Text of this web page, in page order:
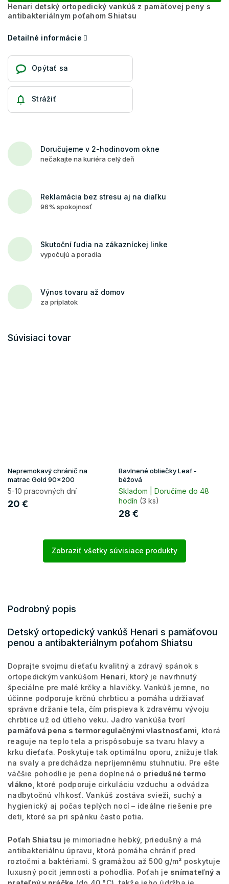
Henari detský ortopedický vankúš z pamäťovej peny s
antibakteriálnym poťahom Shiatsu
Detailné informácie
Opýtať sa
Strážiť
Doručujeme v 2-hodinovom okne
nečakajte na kuriéra celý deň
Reklamácia bez stresu aj na diaľku
96% spokojnosť
Skutoční ľudia na zákazníckej linke
vypočujú a poradia
Výnos tovaru až domov
za príplatok
Súvisiaci tovar
Nepremokavý chránič na
matrac Gold 90x200
5-10 pracovných dní
20 €
Bavlnené obliečky Leaf -
béžová
Skladom | Doručíme do 48
hodín (3 ks)
28 €
Zobraziť všetky súvisiace produkty
Podrobný popis
Detský ortopedický vankúš Henari s pamäťovou
penou a antibakteriálnym poťahom Shiatsu
Doprajte svojmu dieťaťu kvalitný a zdravý spánok s
ortopedickým vankúšom Henari , ktorý je navrhnutý
špeciálne pre malé krčky a hlavičky. Vankúš jemne, no
účinne podporuje krčnú chrbticu a pomáha udržiavať
správne držanie tela, čím prispieva k zdravému vývoju
chrbtice už od útleho veku. Jadro vankúša tvorí
pamäťová pena s termoregulačnými vlastnosťami , ktorá
reaguje na teplo tela a prispôsobuje sa tvaru hlavy a
krku dieťaťa. Poskytuje tak optimálnu oporu, znižuje tlak
na svaly a predchádza nepríjemnému stuhnutiu. Pre ešte
väčšie pohodlie je pena doplnená o priedušné termo
vlákno , ktoré podporuje cirkuláciu vzduchu a odvádza
nadbytočnú vlhkosť. Vankúš zostáva svieži, suchý a
hygienický aj počas teplých nocí – ideálne riešenie pre
deti, ktoré sa pri spánku často potia.
Poťah Shiatsu je mimoriadne hebký, priedušný a má
antibakteriálnu úpravu, ktorá pomáha chrániť pred
roztočmi a baktériami. S gramážou až 500 g/m² poskytuje
luxusný pocit jemnosti a pohodlia. Poťah je snímateľný a